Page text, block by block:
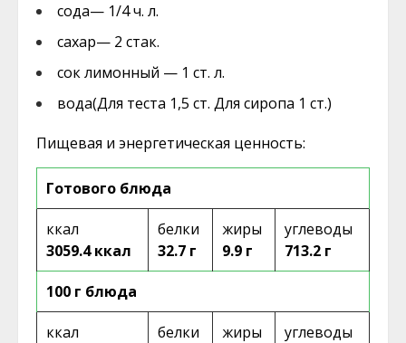
сода— 1/4 ч. л.
сахар— 2 стак.
сок лимонный — 1 ст. л.
вода(Для теста 1,5 ст. Для сиропа 1 ст.)
Пищевая и энергетическая ценность:
Готового блюда
ккал
3059.4 ккал
белки
32.7 г
жиры
9.9 г
углеводы
713.2 г
100 г блюда
ккал
белки
жиры
углеводы